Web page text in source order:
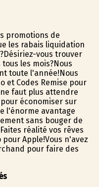
promotions de
les rabais liquidation
vous trouver
les mois?Nous
toute l'année!Nous
et Codes Remise pour
faut plus attendre
économiser sur
l'énorme avantage
sans bouger de
réalité vos rêves
Apple!Vous n'avez
pour faire des